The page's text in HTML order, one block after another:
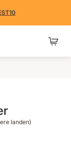
2700
landen)